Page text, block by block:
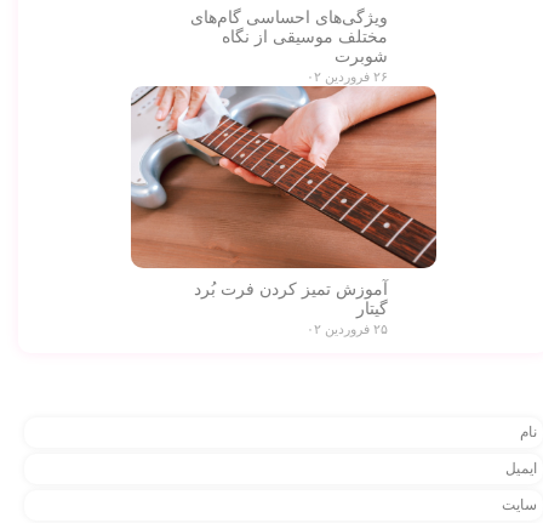
ویژگی‌های احساسی گام‌های
مختلف موسیقی از نگاه
شوبرت
۲۶ فروردین ۰۲
آموزش تمیز کردن فرت بُرد
گیتار
۲۵ فروردین ۰۲